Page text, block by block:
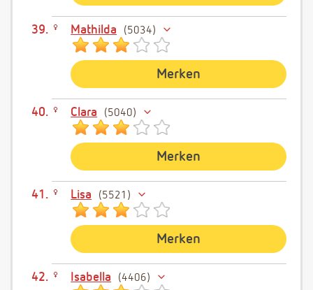
Mathilda 5034
Merken
Clara 5040
Merken
Lisa 5521
Merken
Isabella 4406